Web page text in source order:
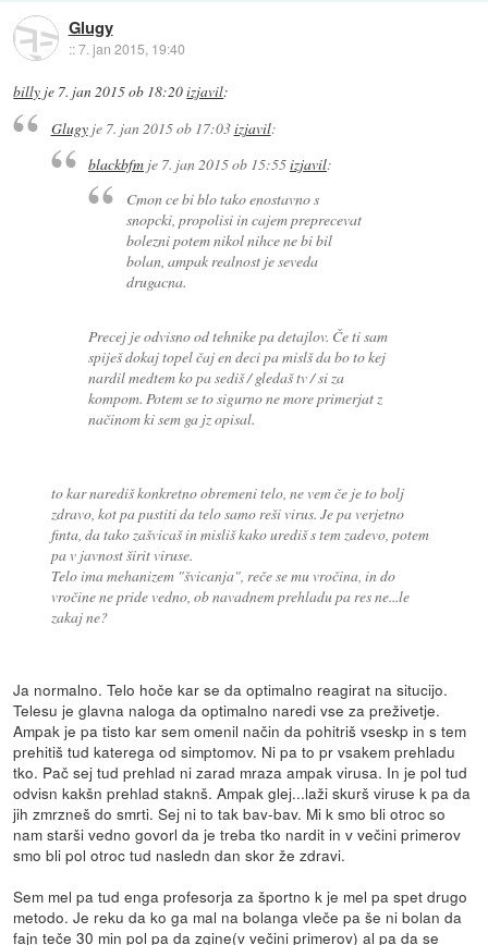
Glugy
::7. jan 2015, 19:40
billy je 7. jan 2015 ob 18:20izjavil:
Glugyje 7. jan 2015 ob 17:03izjavil:
blackbfm je 7. jan 2015 ob 15:55izjavil:
Cmon ce bi blo tako enostavno s
snopcki, propolisi in cajem preprecevat
bolezni potem nikol nihce ne bi bil
bolan, ampak realnost je seveda
drugacna.
Precej je odvisno od tehnike pa detajlov. Če ti sam
spiješ dokaj topel čaj en deci pa mislš da bo to kej
nardil medtem ko pa sediš / gledaš tv / si za
kompom. Potem se to sigurno ne more primerjat z
načinom ki sem ga jz opisal.
to kar narediš konkretno obremeni telo, ne vem če je to bolj
zdravo, kot pa pustiti da telo samo reši virus. Je pa verjetno
finta, da tako zašvicaš in misliš kako urediš s tem zadevo, potem
pa v javnost širit viruse.
Telo ima mehanizem "švicanja", reče se mu vročina, in do
vročine ne pride vedno, ob navadnem prehladu pa res ne...le
zakaj ne?
Ja normalno. Telo hoče kar se da optimalno reagirat na situcijo.
Telesu je glavna naloga da optimalno naredi vse za preživetje.
Ampak je pa tisto kar sem omenil način da pohitriš vseskp in s tem
prehitiš tud katerega od simptomov. Ni pa to pr vsakem prehladu
tko. Pač sej tud prehlad ni zarad mraza ampak virusa. In je pol tud
odvisn kakšn prehlad staknš. Ampak glej...laži skurš viruse k pa da
jih zmrzneš do smrti. Sej ni to tak bav-bav. Mi k smo bli otroc so
nam starši vedno govorl da je treba tko nardit in v večini primerov
smo bli pol otroc tud nasledn dan skor že zdravi.
Sem mel pa tud enga profesorja za športno k je mel pa spet drugo
metodo. Je reku da ko ga mal na bolanga vleče pa še ni bolan da
fajn teče 30 min pol pa da zgine(v večini primerov) al pa da se